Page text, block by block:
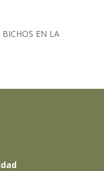
BICHOS EN LA